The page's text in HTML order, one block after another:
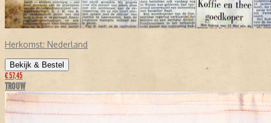
Herkomst: Nederland
Bekijk & Bestel
€ 57,45
TROUW